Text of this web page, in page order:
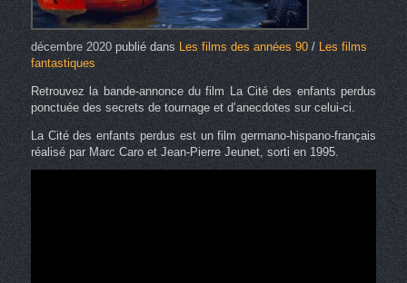
décembre 2020publié dans Les films des années 90/Les films
fantastiques
Retrouvez la bande-annonce du film La Cité des enfants perdus
ponctuée des secrets de tournage et d’anecdotes sur celui-ci.
La Cité des enfants perdus est un film germano-hispano-français
réalisé par Marc Caro et Jean-Pierre Jeunet, sorti en 1995.